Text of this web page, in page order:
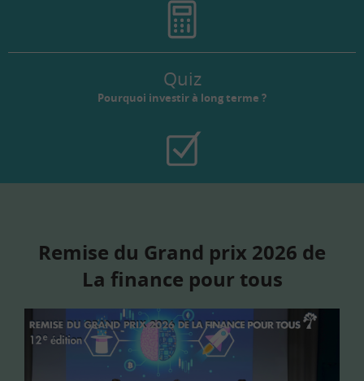
Quiz
Pourquoi investir à long terme ?
Remise du Grand prix 2026 de
La finance pour tous